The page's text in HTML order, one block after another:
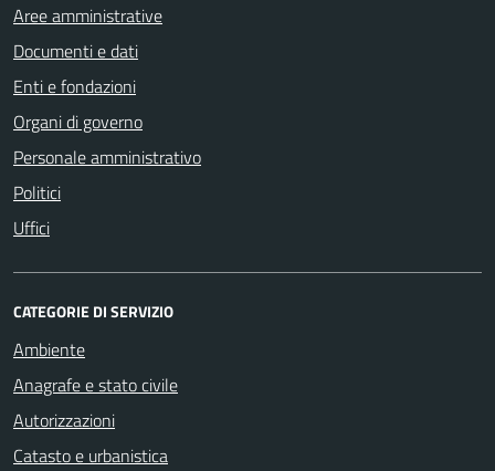
Aree amministrative
Documenti e dati
Enti e fondazioni
Organi di governo
Personale amministrativo
Politici
Uffici
CATEGORIE DI SERVIZIO
Ambiente
Anagrafe e stato civile
Autorizzazioni
Catasto e urbanistica